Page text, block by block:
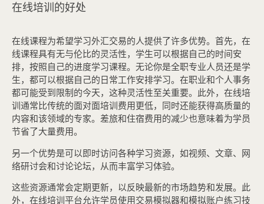
在线培训的好处
在线课程为希望学习外汇交易的人提供了许多优势。首先，在
线课程具有无与伦比的灵活性，学生可以根据自己的时间安
排，按照自己的进度学习课程。无论你是全职专业人员还是学
生，都可以根据自己的日常工作安排学习。在职业和个人事务
都可能受到限制的今天，这种灵活性至关重要。此外，在线培
训通常比传统的面对面培训费用更低，同时还能获得高质量的
内容和该领域的专家。差旅和住宿费用的减少也意味着为学员
节省了大量费用。
另一个优势是可以即时访问各种学习资源，如视频、文章、网
络研讨会和讨论论坛，从而丰富学习体验。
这些资源通常会定期更新，以反映最新的市场趋势和发展。此
外，在线培训平台允许学员使用交易模拟器和模拟账户练习技